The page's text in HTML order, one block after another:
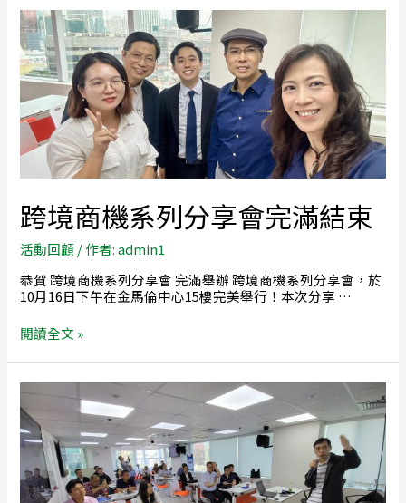
跨境商機系列分享會完滿結束
活動回顧 / 作者:admin1
恭賀 跨境商機系列分享會 完滿舉辦 跨境商機系列分享會，於
10月16日下午在金馬倫中心15樓完美舉行！本次分享 …
閱讀全文 »